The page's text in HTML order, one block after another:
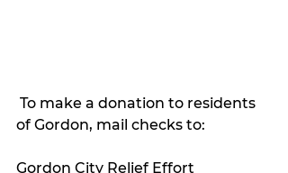
To make a donation to residents
of Gordon, mail checks to:
Gordon City Relief Effort